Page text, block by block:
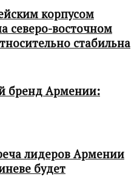
корпусом
северо-восточном
стабильна
бренд Армении:
лидеров Армении
будет